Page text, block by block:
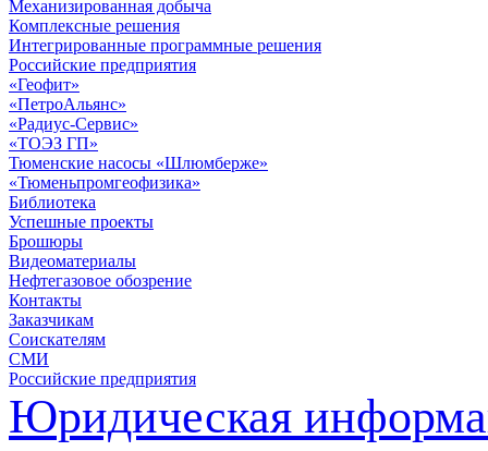
Механизированная добыча
Комплексные решения
Интегрированные программные решения
Российские предприятия
«Геофит»
«ПетроАльянс»
«Радиус-Сервис»
«ТОЭЗ ГП»
Тюменские насосы «Шлюмберже»
«Тюменьпромгеофизика»
Библиотека
Успешные проекты
Брошюры
Видеоматериалы
Нефтегазовое обозрение
Контакты
Заказчикам
Соискателям
СМИ
Российские предприятия
Юридическая